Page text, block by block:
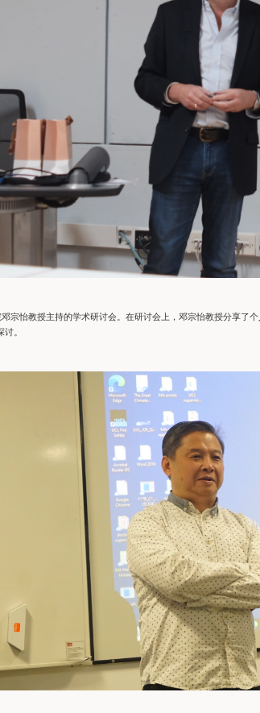
宗怡教授主持的学术研讨会。在研讨会上，邓宗怡教授分享
。